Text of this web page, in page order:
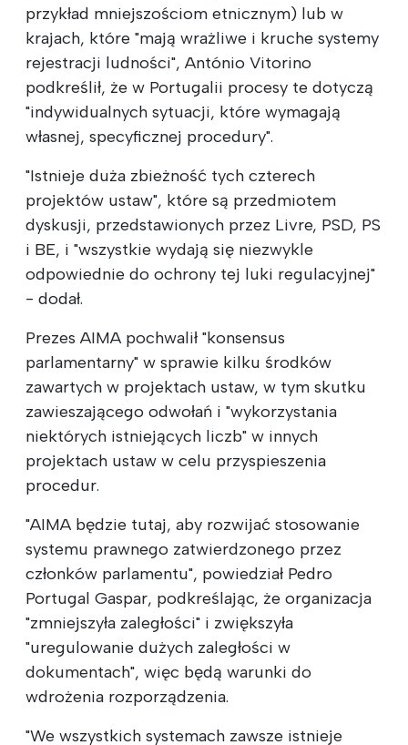
przykład mniejszościom etnicznym) lub w
krajach, które "mają wrażliwe i kruche systemy
rejestracji ludności", António Vitorino
podkreślił, że w Portugalii procesy te dotyczą
"indywidualnych sytuacji, które wymagają
własnej, specyficznej procedury".
"Istnieje duża zbieżność tych czterech
projektów ustaw", które są przedmiotem
dyskusji, przedstawionych przez Livre, PSD, PS
i BE, i "wszystkie wydają się niezwykle
odpowiednie do ochrony tej luki regulacyjnej"
- dodał.
Prezes AIMA pochwalił "konsensus
parlamentarny" w sprawie kilku środków
zawartych w projektach ustaw, w tym skutku
zawieszającego odwołań i "wykorzystania
niektórych istniejących liczb" w innych
projektach ustaw w celu przyspieszenia
procedur.
"AIMA będzie tutaj, aby rozwijać stosowanie
systemu prawnego zatwierdzonego przez
członków parlamentu", powiedział Pedro
Portugal Gaspar, podkreślając, że organizacja
"zmniejszyła zaległości" i zwiększyła
"uregulowanie dużych zaległości w
dokumentach", więc będą warunki do
wdrożenia rozporządzenia.
"We wszystkich systemach zawsze istnieje